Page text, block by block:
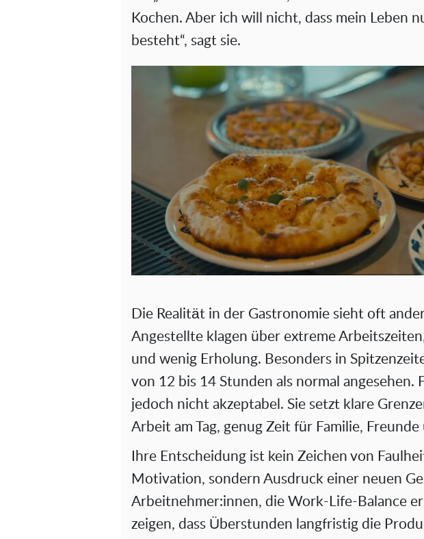
d
o
Kochen. Aber ich will nicht, dass mein Leben
besteht“, sagt sie.
Die Realität in der Gastronomie sieht oft
Angestellte klagen über extreme
und wenig Erholung. Besonders in
von 12 bis 14 Stunden als normal angesehen.
jedoch nicht akzeptabel. Sie setzt klare
Arbeit am Tag, genug Zeit für Familie,
Ihre Entscheidung ist kein Zeichen von
Motivation, sondern Ausdruck einer neuen
Arbeitnehmer:innen, die Work-Life-Balance
zeigen, dass Überstunden langfristig die